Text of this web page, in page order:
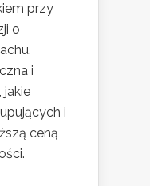
przy
o
i
i
ceną